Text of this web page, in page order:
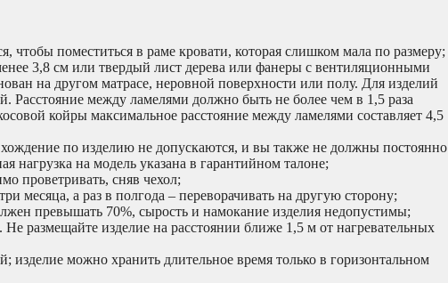
чтобы поместиться в раме кровати, которая слишком мала по размеру;
3,8 см или твердый лист дерева или фанеры с вентиляционными
на другом матрасе, неровной поверхности или полу. Для изделий
Расстояние между ламелями должно быть не более чем в 1,5 раза
койры максимальное расстояние между ламелями составляет 4,5
по изделию не допускаются, и вы также не должны постоянно
нагрузка на модель указана в гарантийном талоне;
проветривать, сняв чехол;
месяца, а раз в полгода – переворачивать на другую сторону;
превышать 70%, сырость и намокание изделия недопустимы;
размещайте изделие на расстоянии ближе 1,5 м от нагревательных
можно хранить длительное время только в горизонтальном